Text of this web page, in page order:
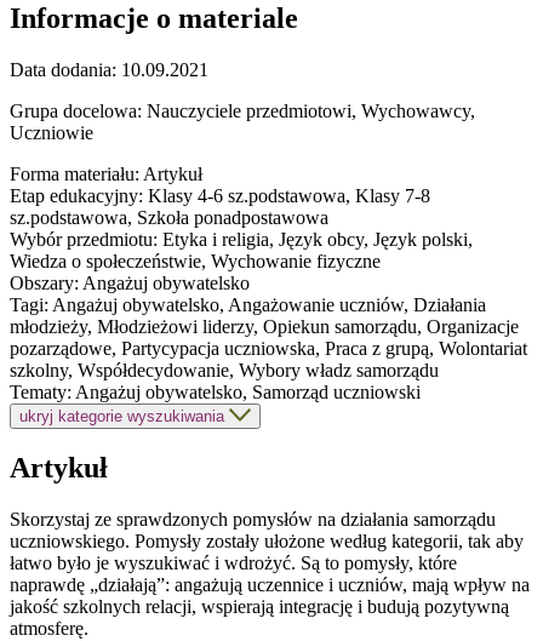
Informacje o materiale
Data dodania: 10.09.2021
Grupa docelowa: Nauczyciele przedmiotowi, Wychowawcy,
Uczniowie
Forma materiału: Artykuł
Etap edukacyjny: Klasy 4-6 sz.podstawowa, Klasy 7-8
sz.podstawowa, Szkoła ponadpostawowa
Wybór przedmiotu: Etyka i religia, Język obcy, Język polski,
Wiedza o społeczeństwie, Wychowanie fizyczne
Obszary: Angażuj obywatelsko
Tagi: Angażuj obywatelsko, Angażowanie uczniów, Działania
młodzieży, Młodzieżowi liderzy, Opiekun samorządu, Organizacje
pozarządowe, Partycypacja uczniowska, Praca z grupą, Wolontariat
szkolny, Współdecydowanie, Wybory władz samorządu
Tematy: Angażuj obywatelsko, Samorząd uczniowski
ukryj kategorie wyszukiwania
Artykuł
Skorzystaj ze sprawdzonych pomysłów na działania samorządu
uczniowskiego. Pomysły zostały ułożone według kategorii, tak aby
łatwo było je wyszukiwać i wdrożyć. Są to pomysły, które
naprawdę „działają”: angażują uczennice i uczniów, mają wpływ na
jakość szkolnych relacji, wspierają integrację i budują pozytywną
atmosferę.